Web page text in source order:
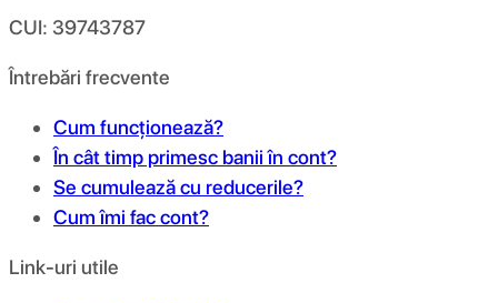
CUI: 39743787
Întrebări frecvente
Cum funcționează?
În cât timp primesc banii în cont?
Se cumulează cu reducerile?
Cum îmi fac cont?
Link-uri utile